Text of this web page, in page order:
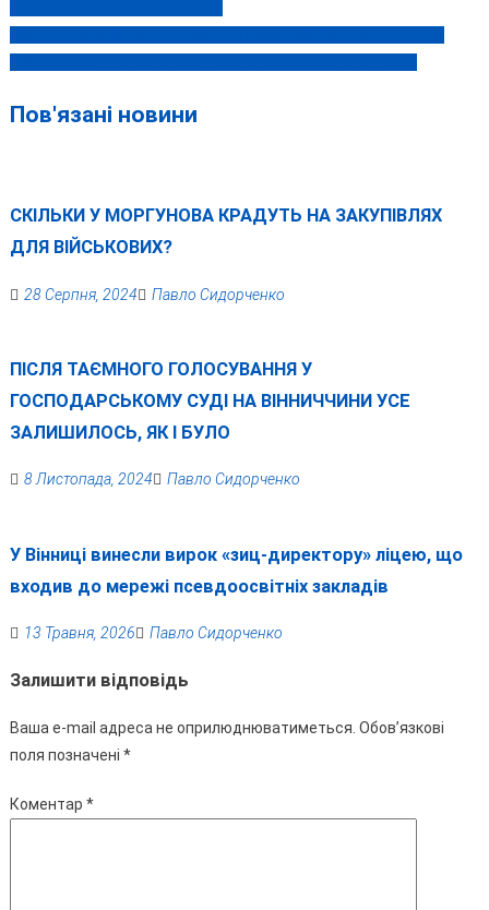
записів
Пов'язані новини
СКІЛЬКИ У МОРГУНОВА КРАДУТЬ НА ЗАКУПІВЛЯХ
ДЛЯ ВІЙСЬКОВИХ?
28 Серпня, 2024 Павло Сидорченко
ПІСЛЯ ТАЄМНОГО ГОЛОСУВАННЯ У
ГОСПОДАРСЬКОМУ СУДІ НА ВІННИЧЧИНИ УСЕ
ЗАЛИШИЛОСЬ, ЯК І БУЛО
8 Листопада, 2024 Павло Сидорченко
У Вінниці винесли вирок «зиц-директору» ліцею, що
входив до мережі псевдоосвітніх закладів
13 Травня, 2026 Павло Сидорченко
Залишити відповідь
Ваша e-mail адреса не оприлюднюватиметься. Обов’язкові
поля позначені *
Коментар *